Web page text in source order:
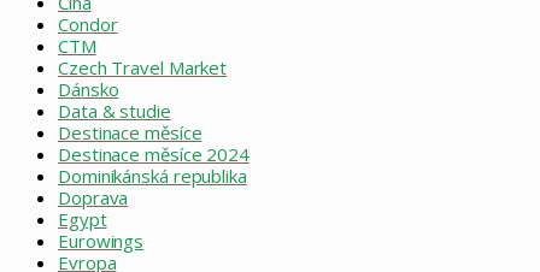
Condor
CTM
Czech Travel Market
Dánsko
Data & studie
Destinace měsíce
Destinace měsíce 2024
Dominikánská republika
Doprava
Egypt
Eurowings
Evropa